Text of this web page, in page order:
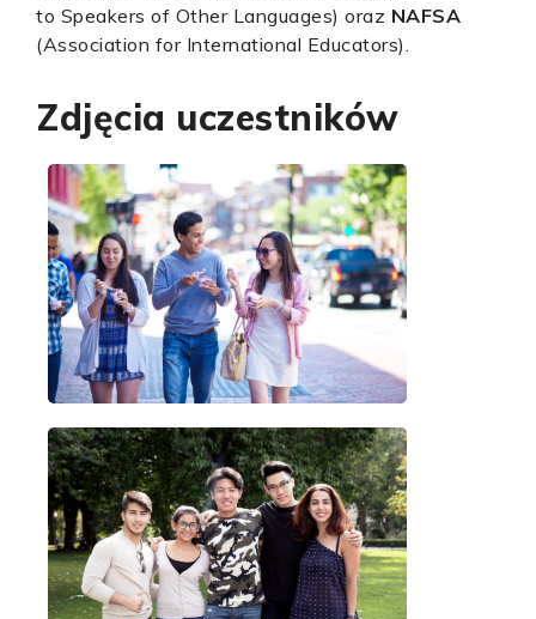
to Speakers of Other Languages) oraz NAFSA
(Association for International Educators).
Zdjęcia uczestników